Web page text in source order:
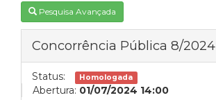
Pesquisa Avançada
Concorrência Pública 8/2024
Status: Homologada
Abertura: 01/07/2024 14:00